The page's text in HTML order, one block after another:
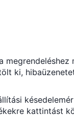
ki,
kattintást